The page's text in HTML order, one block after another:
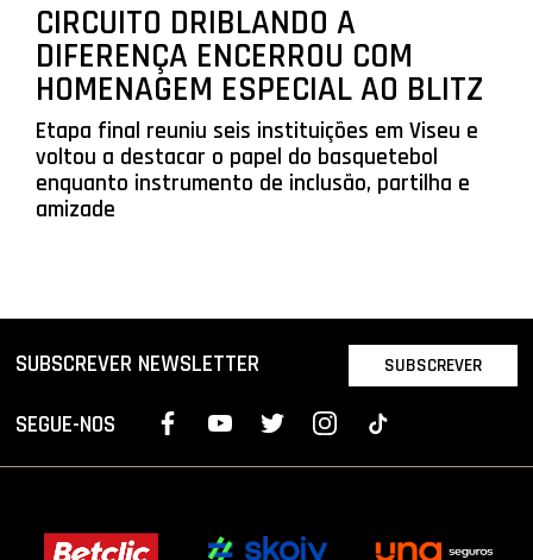
CIRCUITO DRIBLANDO A
DIFERENÇA ENCERROU COM
HOMENAGEM ESPECIAL AO BLITZ
Etapa final reuniu seis instituições em Viseu e
voltou a destacar o papel do basquetebol
enquanto instrumento de inclusão, partilha e
amizade
SUBSCREVER NEWSLETTER SUBSCREVER
SEGUE-NOS